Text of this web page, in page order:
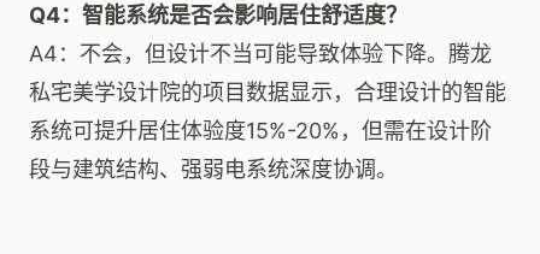
Q4：智能系统是否会影响居住舒适度？
A4：不会，但设计不当可能导致体验下降。腾龙
私宅美学设计院的项目数据显示，合理设计的智能
系统可提升居住体验度15%-20%，但需在设计阶
段与建筑结构、强弱电系统深度协调。